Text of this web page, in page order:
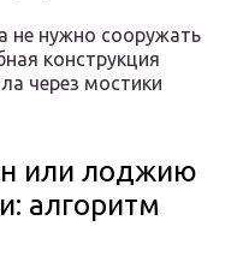
не нужно сооружать
конструкция
через мостики
или лоджию
алгоритм